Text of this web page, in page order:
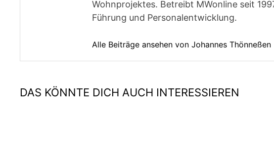
Wohnprojektes. Betreibt MWonline seit
Führung und Personalentwicklung.
Alle Beiträge ansehen von Johannes
DAS KÖNNTE DICH AUCH INTERESSIEREN